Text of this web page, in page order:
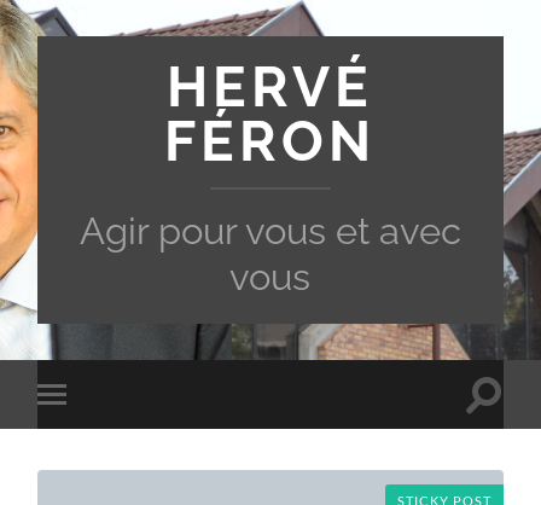
HERVÉ
FÉRON
Agir pour vous et avec
vous
Toggle
mobile
Toggle
STICKY POST